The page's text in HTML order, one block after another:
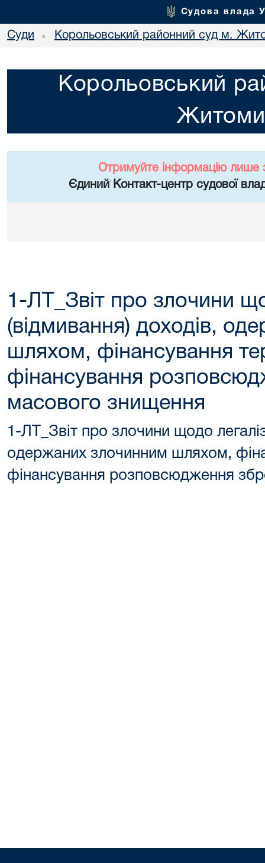
Судова влада
Суди • Корольовський районний суд м.
Корольовський
Отримуйте інформацію лише
Єдиний Контакт-центр судової
1-ЛТ_Звіт про злочини
(відмивання) доходів,
шляхом, фінансування
фінансування
масового знищення
1-ЛТ_Звіт про злочини щодо
одержаних злочинним шляхом,
фінансування розповсюдження